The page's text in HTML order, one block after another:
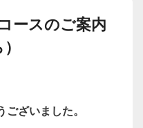
ースのご案内
ざいました。